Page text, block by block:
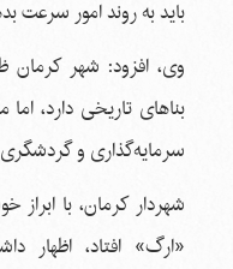
باید به روند امور سرعت
وی، افزود: شهر
بناهای تاریخی دارد،
سرمایه‌گذاری و
شهردار کرمان، با
«ارگ» افتاد، اظهار